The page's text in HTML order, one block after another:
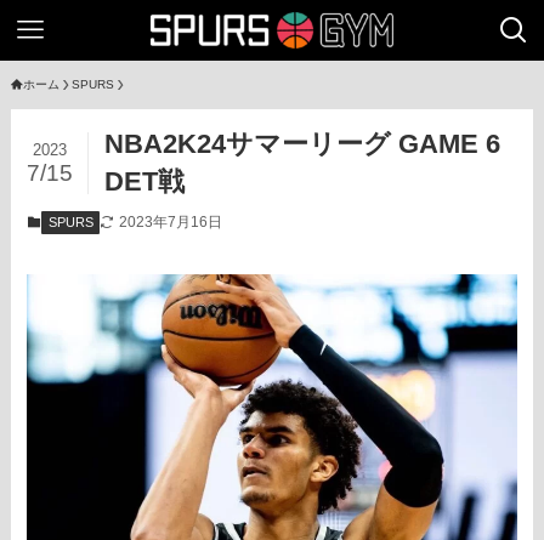
ホーム SPURS
NBA2K24サマーリーグ GAME 6
DET戦
2023
7/15
SPURS 2023年7月16日